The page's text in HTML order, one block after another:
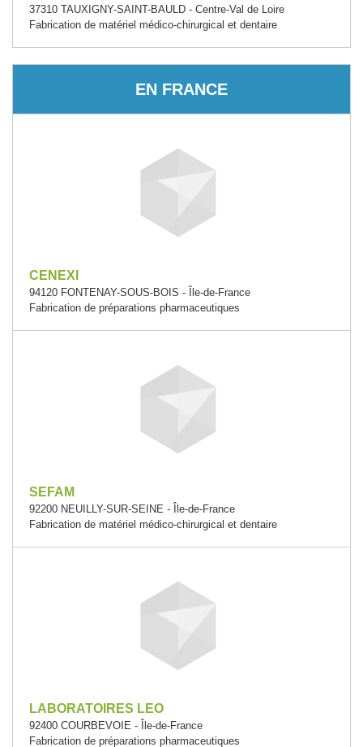
37310 TAUXIGNY-SAINT-BAULD - Centre-Val de Loire
Fabrication de matériel médico-chirurgical et dentaire
EN FRANCE
CENEXI
94120 FONTENAY-SOUS-BOIS - Île-de-France
Fabrication de préparations pharmaceutiques
SEFAM
92200 NEUILLY-SUR-SEINE - Île-de-France
Fabrication de matériel médico-chirurgical et dentaire
LABORATOIRES LEO
92400 COURBEVOIE - Île-de-France
Fabrication de préparations pharmaceutiques